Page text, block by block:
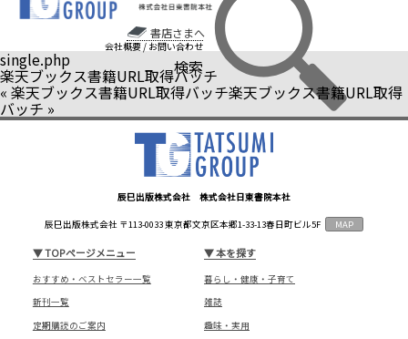
書店さまへ
会社概要 / お問い合わせ
検索
single.php
楽天ブックス書籍URL取得バッチ
« 楽天ブックス書籍URL取得バッチ楽天ブックス書籍URL取得
バッチ »
辰巳出版株式会社 株式会社日東書院本社
辰巳出版株式会社 〒113-0033 東京都文京区本郷1-33-13春日町ビル5F MAP
▼TOPページメニュー
おすすめ・ベストセラー一覧
新刊一覧
定期購読のご案内
▼本を探す
暮らし・健康・子育て
雑誌
趣味・実用